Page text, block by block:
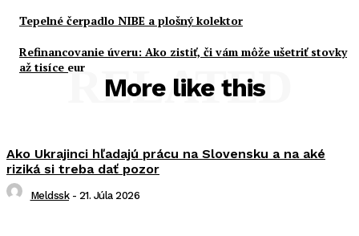
Tepelné čerpadlo NIBE a plošný kolektor
Refinancovanie úveru: Ako zistiť, či vám môže ušetriť stovky
až tisíce eur
More like this
RELATED
Ako Ukrajinci hľadajú prácu na Slovensku a na aké
riziká si treba dať pozor
Meldssk - 21. Júla 2026